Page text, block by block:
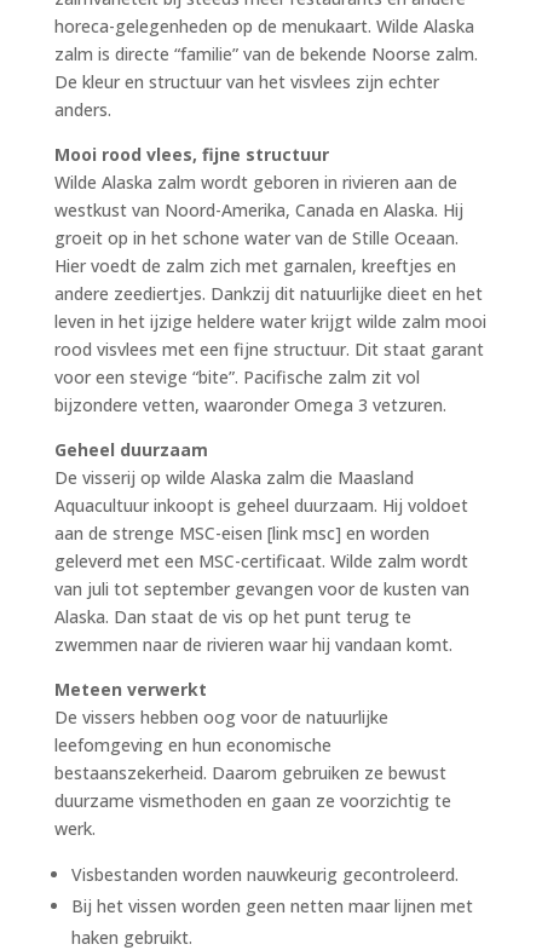
horeca-gelegenheden op de menukaart. Wilde Alaska
zalm is directe “familie” van de bekende Noorse zalm.
De kleur en structuur van het visvlees zijn echter
anders.
Mooi rood vlees, fijne structuur
Wilde Alaska zalm wordt geboren in rivieren aan de
westkust van Noord-Amerika, Canada en Alaska. Hij
groeit op in het schone water van de Stille Oceaan.
Hier voedt de zalm zich met garnalen, kreeftjes en
andere zeediertjes. Dankzij dit natuurlijke dieet en het
leven in het ijzige heldere water krijgt wilde zalm mooi
rood visvlees met een fijne structuur. Dit staat garant
voor een stevige “bite”. Pacifische zalm zit vol
bijzondere vetten, waaronder Omega 3 vetzuren.
Geheel duurzaam
De visserij op wilde Alaska zalm die Maasland
Aquacultuur inkoopt is geheel duurzaam. Hij voldoet
aan de strenge MSC-eisen [link msc] en worden
geleverd met een MSC-certificaat. Wilde zalm wordt
van juli tot september gevangen voor de kusten van
Alaska. Dan staat de vis op het punt terug te
zwemmen naar de rivieren waar hij vandaan komt.
Meteen verwerkt
De vissers hebben oog voor de natuurlijke
leefomgeving en hun economische
bestaanszekerheid. Daarom gebruiken ze bewust
duurzame vismethoden en gaan ze voorzichtig te
werk.
Visbestanden worden nauwkeurig gecontroleerd.
Bij het vissen worden geen netten maar lijnen met
haken gebruikt.